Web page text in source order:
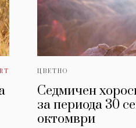
ЦВЕТНО
Седмичен
за периода 30
октомври